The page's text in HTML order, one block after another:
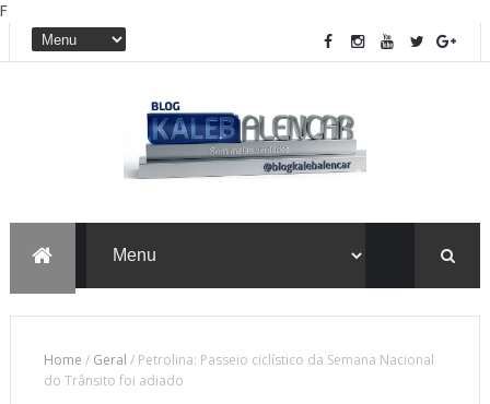
F
Home / Geral / Petrolina: Passeio ciclístico da Semana Nacional
do Trânsito foi adiado